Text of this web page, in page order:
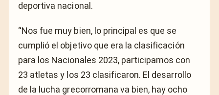
deportiva nacional.
“Nos fue muy bien, lo principal es que se
cumplió el objetivo que era la clasificación
para los Nacionales 2023, participamos con
23 atletas y los 23 clasificaron. El desarrollo
de la lucha grecorromana va bien, hay ocho